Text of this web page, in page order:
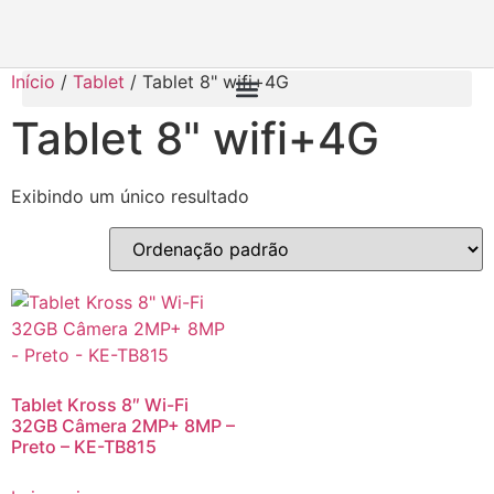
Início / Tablet / Tablet 8" wifi+4G
Tablet 8" wifi+4G
Exibindo um único resultado
Tablet Kross 8″ Wi-Fi
32GB Câmera 2MP+ 8MP –
Preto – KE-TB815